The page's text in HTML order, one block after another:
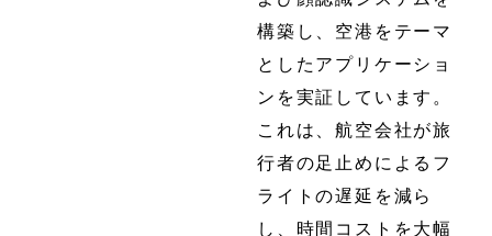
構築し、空港をテーマ
としたアプリケーショ
ンを実証しています。
これは、航空会社が旅
行者の足止めによるフ
ライトの遅延を減ら
し、時間コストを大幅